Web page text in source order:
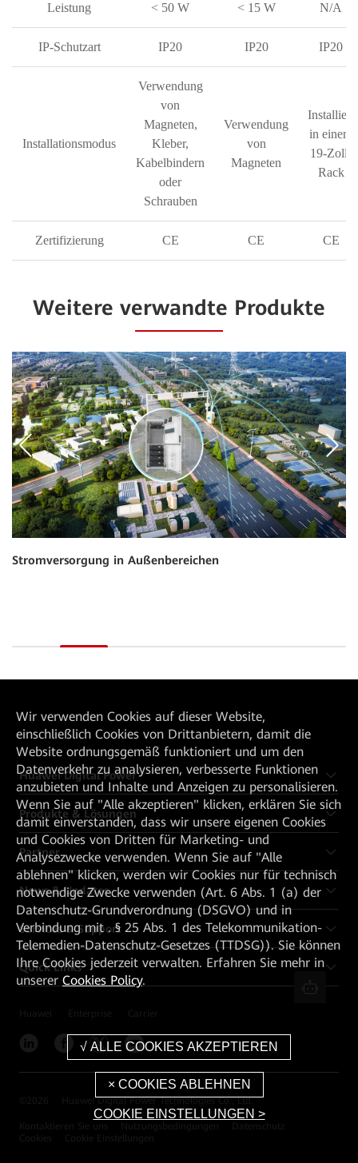
Leistung < 50 W < 15 W N/A
IP-Schutzart IP20 IP20 IP20
Installationsmodus
Verwendung
von
Magneten,
Kleber,
Kabelbindern
oder
Schrauben
Verwendung
von
Magneten
Installiert
in einem
19-Zoll-
Rack
Zertifizierung CE CE CE
Weitere verwandte Produkte
Stromversorgung in Außenbereichen
Huawei Digital Power
Produkte & Lösungen
Partner
News & Updates
Services & Support
Quick Links
Huawei Digital Power Technologies Co., Ltd.
Wir verwenden Cookies auf dieser Website,
einschließlich Cookies von Drittanbietern, damit die
Website ordnungsgemäß funktioniert und um den
Datenverkehr zu analysieren, verbesserte Funktionen
anzubieten und Inhalte und Anzeigen zu personalisieren.
Wenn Sie auf "Alle akzeptieren" klicken, erklären Sie sich
damit einverstanden, dass wir unsere eigenen Cookies
und Cookies von Dritten für Marketing- und
Analysezwecke verwenden. Wenn Sie auf "Alle
ablehnen" klicken, werden wir Cookies nur für technisch
notwendige Zwecke verwenden (Art. 6 Abs. 1 (a) der
Datenschutz-Grundverordnung (DSGVO) und in
Verbindung mit . § 25 Abs. 1 des Telekommunikation-
Telemedien-Datenschutz-Gesetzes (TTDSG)). Sie können
Ihre Cookies jederzeit verwalten. Erfahren Sie mehr in
unserer Cookies Policy.
COOKIE EINSTELLUNGEN >